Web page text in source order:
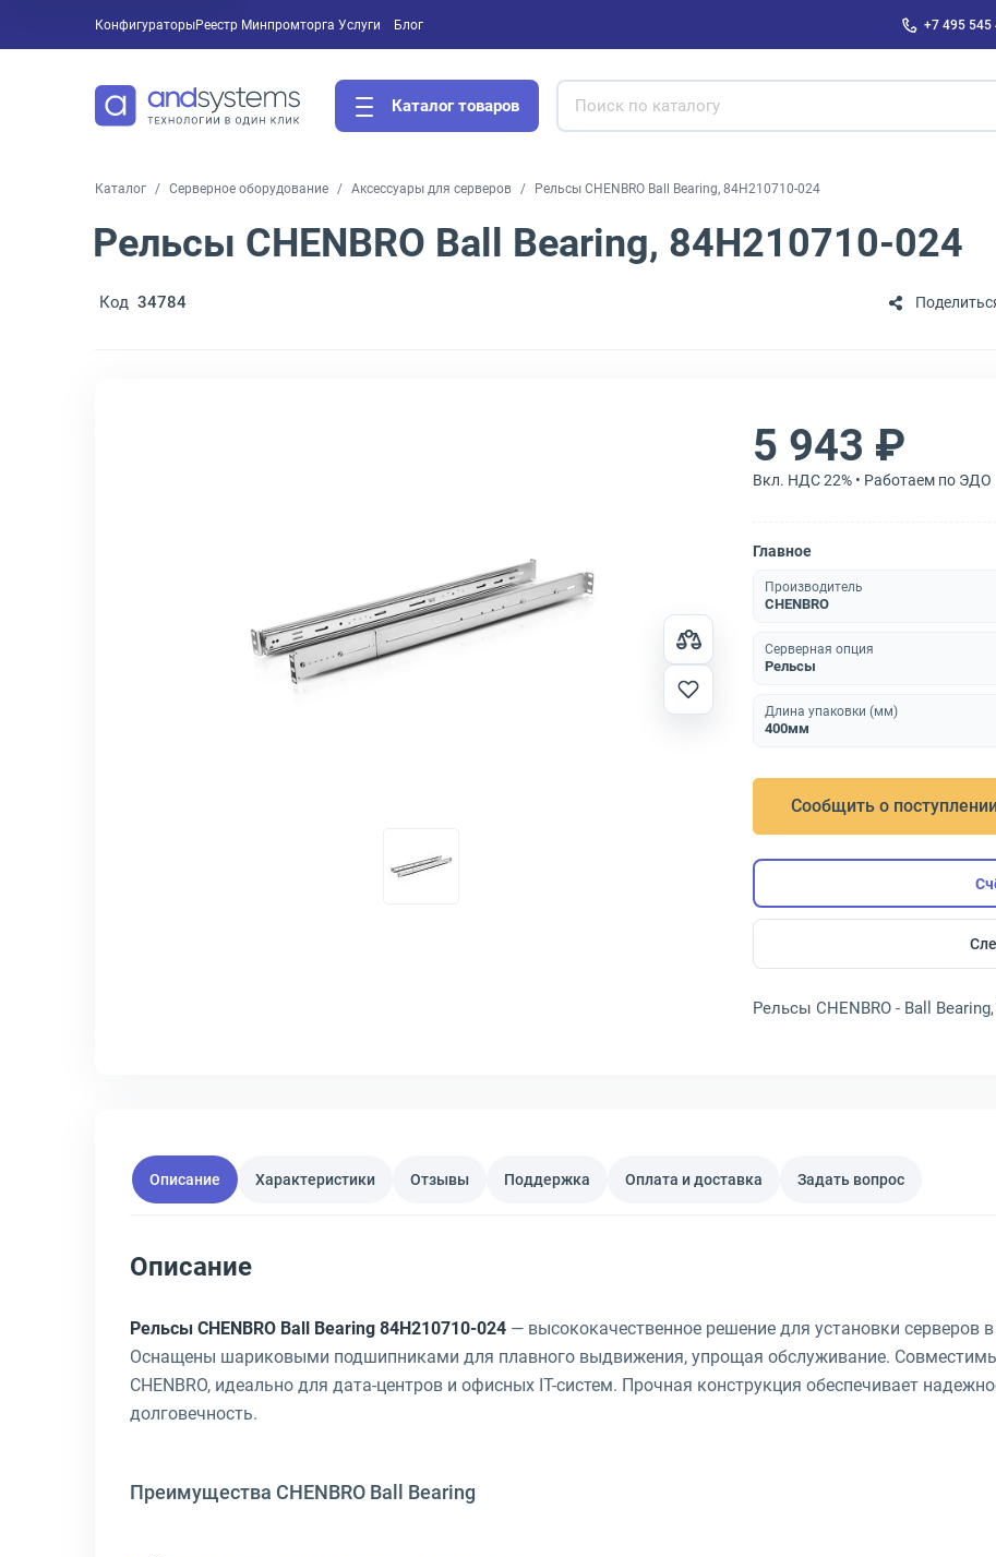
Конфигураторы Услуги
Реестр Минпромторга Блог +7 495 545
Каталог товаров
Каталог Серверное оборудование Аксессуары для серверов Рельсы CHENBRO Ball Bearing, 84H210710-024
Рельсы CHENBRO Ball Bearing, 84H210710-024
Код 34784
5 943 ₽
Вкл. НДС 22% • Работаем по ЭДО
Главное
Производитель
CHENBRO
Серверная опция
Рельсы
Длина упаковки (мм)
400мм
Сообщить о
Рельсы CHENBRO - Ball
Описание Характеристики Отзывы Поддержка Оплата и доставка Задать вопрос
Описание
Рельсы CHENBRO Ball Bearing 84H210710-024 — высококачественное решение для установки серверов в
Оснащены шариковыми подшипниками для плавного выдвижения, упрощая обслуживание.
CHENBRO, идеально для дата-центров и офисных IT-систем. Прочная конструкция обеспечивает
долговечность.
Преимущества CHENBRO Ball Bearing